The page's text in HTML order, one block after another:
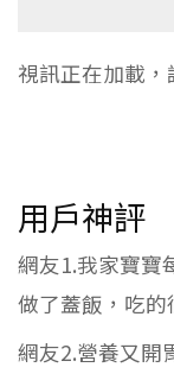
視訊正在加載，
用戶神評
網友1.我家寶寶
做了蓋飯，吃的
網友2.營養又開